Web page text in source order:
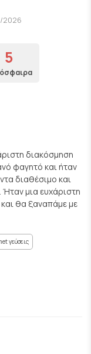
2026
5
διακόσμηση
φαγητό και ήταν
διαθέσιμο και
μια ευχάριστη
και θα ξαναπάμε με
γεύσεις